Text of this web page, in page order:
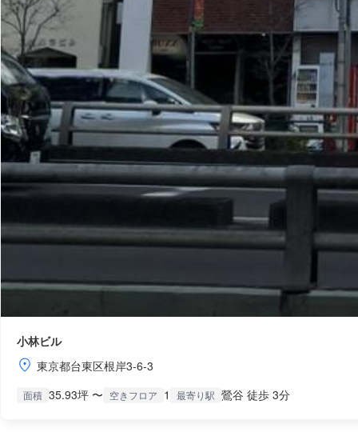
小林ビル
東京都台東区根岸3-6-3
面積 35.93坪 〜 空きフロア 1 最寄り駅 鶯谷 徒歩 3分